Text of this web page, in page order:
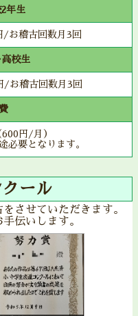
年生
/お稽古回数月3回
校生
/お稽古回数月3回
円/月）
必要となります。
ール
させていただきます。
伝いします。